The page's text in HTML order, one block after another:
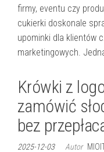
firmy, eventu czy
cukierki doskonale
upominki dla klientów
marketingowych.
Krówki z
zamówić
bez
2025-12-03 Autor